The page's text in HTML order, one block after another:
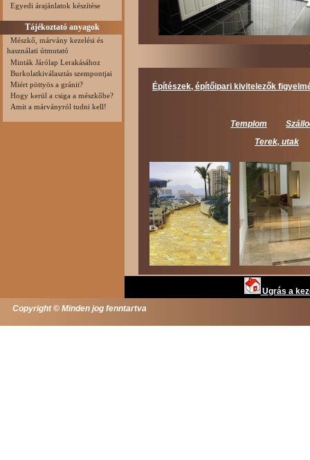
Egyedi árajánlatok készítése
Tájékoztató anyagok
Mészkő, márvány kezelési és
használati útmutató
Minták Járólap Lerakásához
Burkolatkiválasztás szempontjai
Miért pöttyös a gránit?
Hogy kerül a csiga a mészkőbe?
Amit a márványról tudni kell!
Építészek, építőipari kivitelezők
Templom
Terek, utak
Ugrás a
Copyright © Minden jog fenntartva